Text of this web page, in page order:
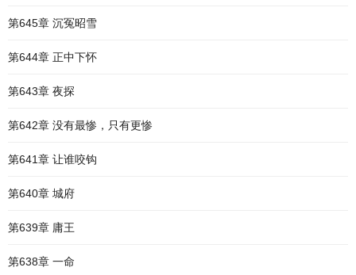
第645章 沉冤昭雪
第644章 正中下怀
第643章 夜探
第642章 没有最惨，只有更惨
第641章 让谁咬钩
第640章 城府
第639章 庸王
第638章 一命